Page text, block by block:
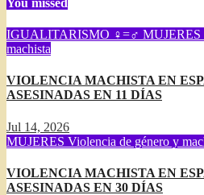
IGUALITARISMO ♀=♂ MUJERES
machista
VIOLENCIA MACHISTA EN
ASESINADAS EN 11 DÍAS
Jul 14, 2026
MUJERES Violencia de género y
VIOLENCIA MACHISTA EN
ASESINADAS EN 30 DÍAS